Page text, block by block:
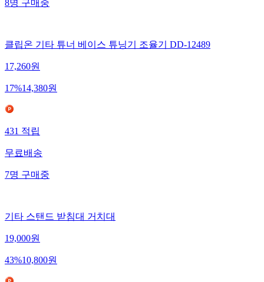
8명 구매중
클립온 기타 튜너 베이스 튜닝기 조율기 DD-12489
17,260원
17%14,380원
431 적립
무료배송
7명 구매중
기타 스탠드 받침대 거치대
19,000원
43%10,800원